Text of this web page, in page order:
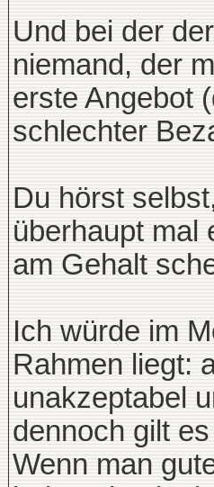
Und bei der
niemand, der
erste Angebot
schlechter
Du hörst
überhaupt mal
am Gehalt
Ich würde im
Rahmen liegt:
unakzeptabel
dennoch gilt
Wenn man